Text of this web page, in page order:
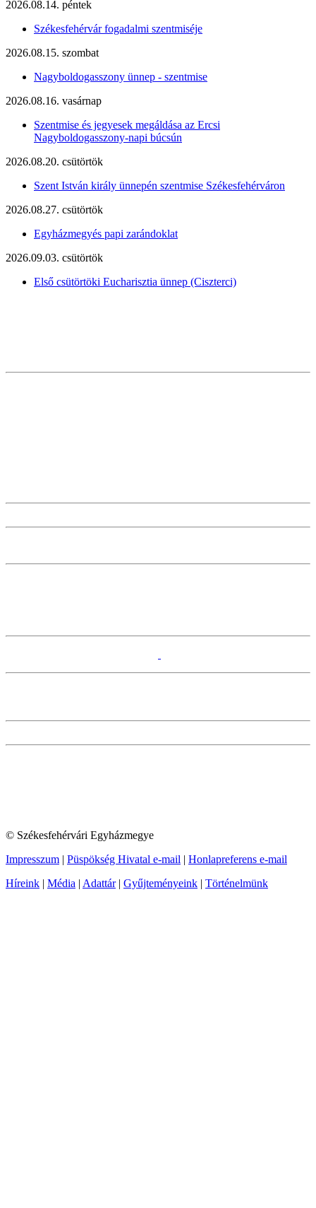
2026.08.14. péntek
Székesfehérvár fogadalmi szentmiséje
2026.08.15. szombat
Nagyboldogasszony ünnep - szentmise
2026.08.16. vasárnap
Szentmise és jegyesek megáldása az Ercsi
Nagyboldogasszony-napi búcsún
2026.08.20. csütörtök
Szent István király ünnepén szentmise Székesfehérváron
2026.08.27. csütörtök
Egyházmegyés papi zarándoklat
2026.09.03. csütörtök
Első csütörtöki Eucharisztia ünnep (Ciszterci)
© Székesfehérvári Egyházmegye
Impresszum | Püspökség Hivatal e-mail | Honlapreferens e-mail
Híreink | Média | Adattár| Gyűjteményeink | Történelmünk